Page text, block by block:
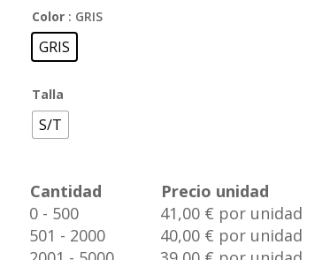
Color : GRIS
GRIS
Talla
S/T
Cantidad
Precio unidad
0 - 500
41,00 € por unidad
501 - 2000
40,00 € por unidad